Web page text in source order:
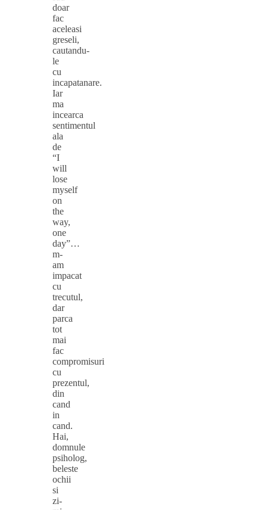
doar
fac
aceleasi
greseli,
cautandu-
le
cu
incapatanare.
Iar
ma
incearca
sentimentul
ala
de
“I
will
lose
myself
on
the
way,
one
day”…
m-
am
impacat
cu
trecutul,
dar
parca
tot
mai
fac
compromisuri
cu
prezentul,
din
cand
in
cand.
Hai,
domnule
psiholog,
beleste
ochii
si
zi-